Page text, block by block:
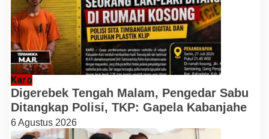
Karo
Digerebek Tengah Malam, Pengedar Sabu
Ditangkap Polisi, TKP: Gapela Kabanjahe
6 Agustus 2026